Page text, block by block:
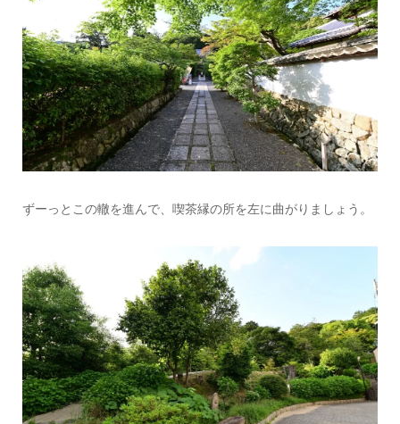
ずーっとこの轍を進んで、喫茶縁の所を左に曲がりましょう。